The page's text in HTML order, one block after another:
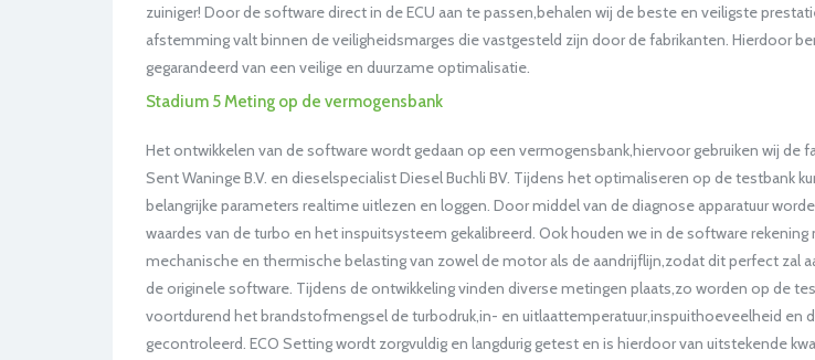
zuiniger! Door de software direct in de ECU aan te passen,behalen wij de beste en veiligste
afstemming valt binnen de veiligheidsmarges die vastgesteld zijn door de fabrikanten. Hierdoor
gegarandeerd van een veilige en duurzame optimalisatie.
Stadium 5 Meting op de vermogensbank
Het ontwikkelen van de software wordt gedaan op een vermogensbank,hiervoor gebruiken wij de
Sent Waninge B.V. en dieselspecialist Diesel Buchli BV. Tijdens het optimaliseren op de testbank
belangrijke parameters realtime uitlezen en loggen. Door middel van de diagnose apparatuur
waardes van de turbo en het inspuitsysteem gekalibreerd. Ook houden we in de software rekening
mechanische en thermische belasting van zowel de motor als de aandrijflijn,zodat dit perfect zal
de originele software. Tijdens de ontwikkeling vinden diverse metingen plaats,zo worden op de
voortdurend het brandstofmengsel de turbodruk,in- en uitlaattemperatuur,inspuithoeveelheid en
gecontroleerd. ECO Setting wordt zorgvuldig en langdurig getest en is hierdoor van uitstekende